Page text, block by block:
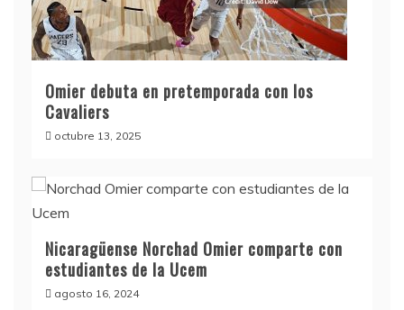
Omier debuta en pretemporada con los
Cavaliers
octubre 13, 2025
Nicaragüense Norchad Omier comparte con
estudiantes de la Ucem
agosto 16, 2024